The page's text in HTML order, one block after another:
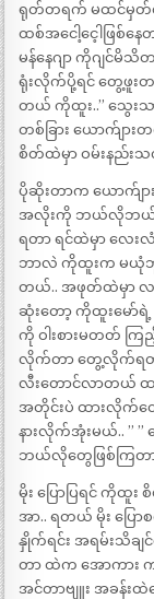
ရုတ်တရက် မထင်မှတ်ထ
ထစ်အငေါ့ငေ့ါဖြစ်
မန်နေဂျာ ကိုဂျင်မိ
ရုံးလိုက်ပို့ရင် တွေ့ဖူးတ
တယ် ကိုထူး..” သွေးသ
တစ်ခြား ယောက်ျ
စိတ်ထဲမှာ ဝမ်းနည်း
ပိုဆိုးတာက ယောက်ျာ
အလိုးကို ဘယ်လိုဘယ်ပုံ
ရတာ ရင်ထဲမှာ လေး
ဘာလဲ ကိုထူးက မယုံဘူး
တယ်.. အဖုတ်ထဲမှာ လ
ဆုံးတော့ ကိုထူးမော်ရဲ့
ကို ဝါးစားမတတ် က
လိုက်တာ တွေ့လိုက်ရတယ်
လီးတောင်လာတယ် ထ
အတိုင်းပဲ ထားလိုက်တ
နားလိုက်အုံးမယ်.. ” ”
ဘယ်လိုတွေဖြစ်ကြတာလဲ
မိုး ပြောပြရင် ကိုထူ
အာ.. ရတယ် မိုး ပြေ
နှိုက်ရင်း အရမ်းသိချင်
တာ ထဲက အောကား က
အင်တာဗျူး အခန်း